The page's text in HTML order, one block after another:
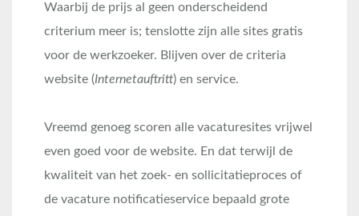
Waarbij de prijs al geen onderscheidend
criterium meer is; tenslotte zijn alle sites gratis
voor de werkzoeker. Blijven over de criteria
website (Internetauftritt) en service.
Vreemd genoeg scoren alle vacaturesites vrijwel
even goed voor de website. En dat terwijl de
kwaliteit van het zoek- en sollicitatieproces of
de vacature notificatieservice bepaald grote